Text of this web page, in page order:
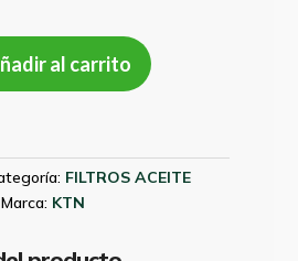
al carrito
FILTROS ACEITE
Marca: KTN